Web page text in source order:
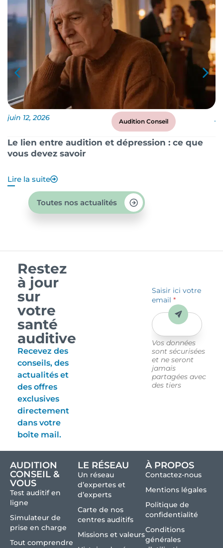
juin 12, 2026 Audition Conseil
Le lien entre audition et dépression : ce que
vous devez savoir
Lire la suite
Toutes nos actualités
Restez
à jour
sur
votre
santé
auditive
Recevez des
conseils, des
actualités et
des offres
exclusives
directement
dans votre
boîte mail.
Saisir ici votre
email*
Vos données
sont sécurisées
et ne seront
jamais
partagées avec
des tiers
Envoyer
AUDITION
CONSEIL &
VOUS
Test auditif en
ligne
Simulateur de
prise en charge
Tout comprendre
LE RÉSEAU
Un réseau
d’expertes et
d’experts
Carte de nos
centres auditifs
Missions et valeurs
À PROPOS
Contactez-nous
Mentions légales
Politique de
confidentialité
Conditions
générales